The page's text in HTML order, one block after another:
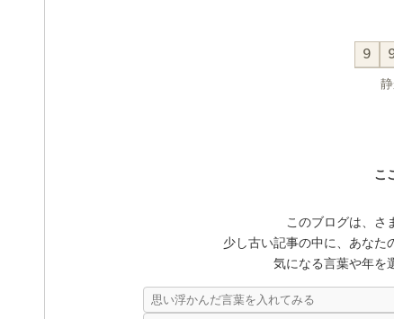
9
こ
このブログは、さ
少し古い記事の中に、あなた
気になる言葉や年を